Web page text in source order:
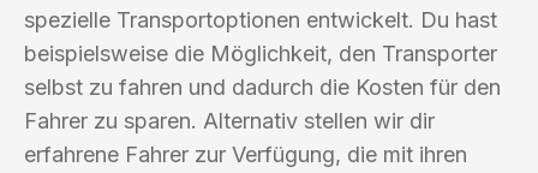
spezielle Transportoptionen entwickelt. Du hast
beispielsweise die Möglichkeit, den Transporter
selbst zu fahren und dadurch die Kosten für den
Fahrer zu sparen. Alternativ stellen wir dir
erfahrene Fahrer zur Verfügung, die mit ihren